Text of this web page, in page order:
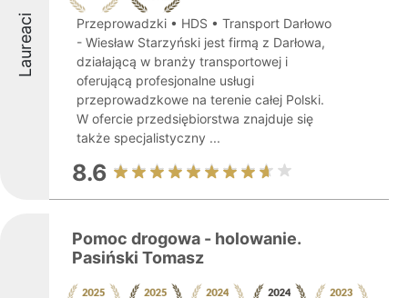
Laureaci
Przeprowadzki • HDS • Transport Darłowo
- Wiesław Starzyński jest firmą z Darłowa,
działającą w branży transportowej i
oferującą profesjonalne usługi
przeprowadzkowe na terenie całej Polski.
W ofercie przedsiębiorstwa znajduje się
także specjalistyczny ...
8.6
Pomoc drogowa - holowanie.
Pasiński Tomasz